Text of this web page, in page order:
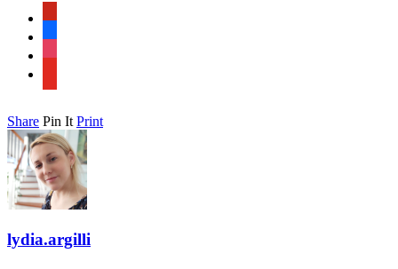
Share Pin It Print
lydia.argilli